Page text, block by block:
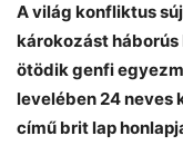
A világ konfliktus
károkozást
ötödik genfi
levelében 24 neves
című brit lap
Chat
Helló! Miben